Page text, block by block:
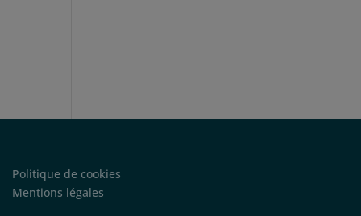
Politique de cookies
Mentions légales